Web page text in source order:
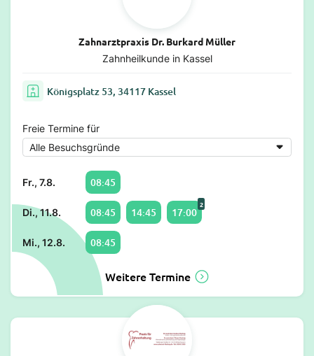
Zahnarztpraxis Dr. Burkard Müller
Zahnheilkunde in Kassel
Königsplatz 53, 34117 Kassel
Freie Termine für
Fr., 7.8. 08:45
Di., 11.8. 08:45 14:45 17:00
2
Mi., 12.8. 08:45
Weitere Termine